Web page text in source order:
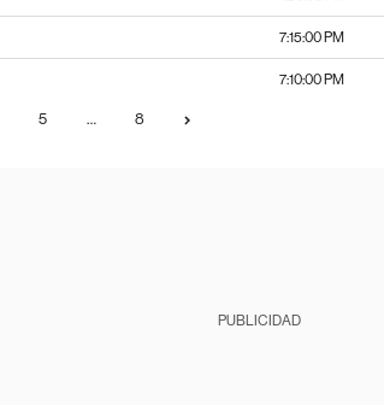
7:15:00 PM
7:10:00 PM
5 … 8
PUBLICIDAD